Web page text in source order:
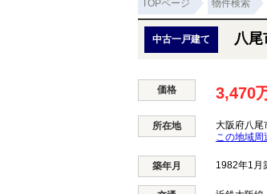
TOPページ 物件検索
中古一戸建て 八
価格 3,470
所在地
大阪府八尾
この地域周
築年月 1982年1月